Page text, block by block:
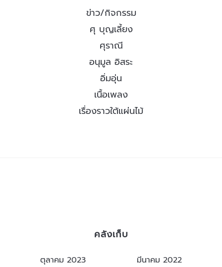
ข่าว/กิจกรรม
ศุ บุญเลี้ยง
ศุราณี
อนุมูล อิสระ
อิ่มอุ่น
เนื้อเพลง
เรื่องราวใต้แผ่นไม้
คลังเก็บ
ตุลาคม 2023
มีนาคม 2022